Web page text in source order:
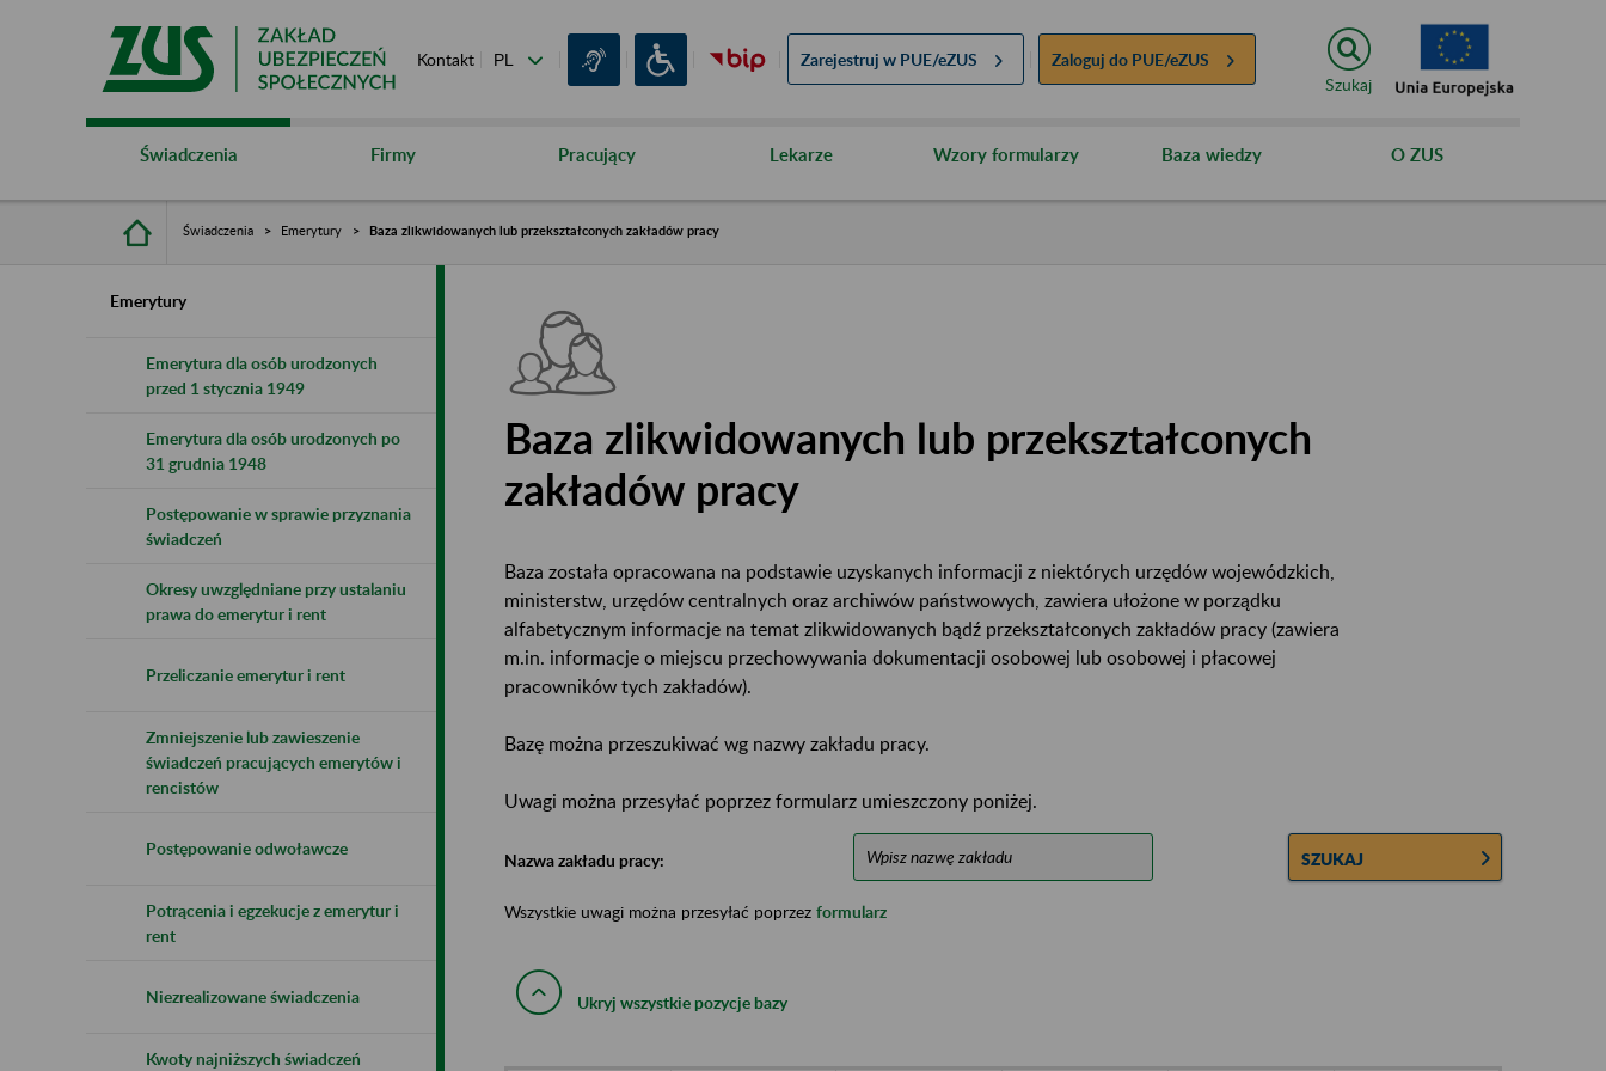
Kontakt Zarejestruj w PUE/eZUS Zaloguj do PUE/eZUS
Szukaj
Świadczenia Firmy Pracujący Lekarze Wzory formularzy Baza wiedzy O ZUS
Świadczenia Emerytury Baza zlikwidowanych lub przekształconych zakładów pracy
Emerytury
Emerytura dla osób urodzonych
przed 1 stycznia 1949
Emerytura dla osób urodzonych po
31 grudnia 1948
Postępowanie w sprawie przyznania
świadczeń
Okresy uwzględniane przy ustalaniu
prawa do emerytur i rent
Przeliczanie emerytur i rent
Zmniejszenie lub zawieszenie
świadczeń pracujących emerytów i
rencistów
Postępowanie odwoławcze
Potrącenia i egzekucje z emerytur i
rent
Niezrealizowane świadczenia
Kwoty najniższych świadczeń
Baza zlikwidowanych lub przekształconych
zakładów pracy
Baza została opracowana na podstawie uzyskanych informacji z niektórych urzędów wojewódzkich,
ministerstw, urzędów centralnych oraz archiwów państwowych, zawiera ułożone w porządku
alfabetycznym informacje na temat zlikwidowanych bądź przekształconych zakładów pracy (zawiera
m.in. informacje o miejscu przechowywania dokumentacji osobowej lub osobowej i płacowej
pracowników tych zakładów).
Bazę można przeszukiwać wg nazwy zakładu pracy.
Uwagi można przesyłać poprzez formularz umieszczony poniżej.
Nazwa zakładu pracy: SZUKAJ
Wszystkie uwagi można przesyłać poprzez formularz
Ukryj wszystkie pozycje bazy